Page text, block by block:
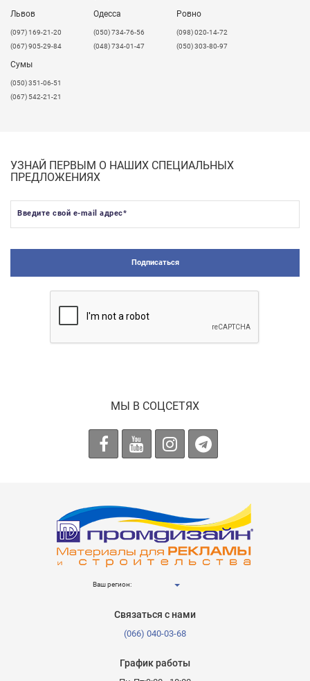
Львов
​(097) 169-21-20
(067) 905-29-84
Одесса
(050) 734-76-56
(048) 734-01-47
Ровно
(098) 020-14-72
(050) 303-80-97
Сумы
(050) 351-06-51
(067) 542-21-21
УЗНАЙ ПЕРВЫМ О НАШИХ СПЕЦИАЛЬНЫХ
ПРЕДЛОЖЕНИЯХ
Введите свой e-mail адрес*
Подписаться
МЫ В СОЦСЕТЯХ
Ваш регион:
Связаться с нами
(066) 040-03-68
График работы